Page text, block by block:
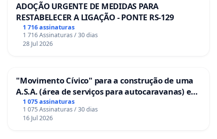
ADOÇÃO URGENTE DE MEDIDAS PARA
RESTABELECER A LIGAÇÃO - PONTE RS-129
1 716 assinaturas
1 716 Assinaturas / 30 dias
28 Jul 2026
"Movimento Cívico" para a construção de uma
A.S.A. (área de serviços para autocaravanas) em
Coimbra
1 075 assinaturas
1 075 Assinaturas / 30 dias
16 Jul 2026